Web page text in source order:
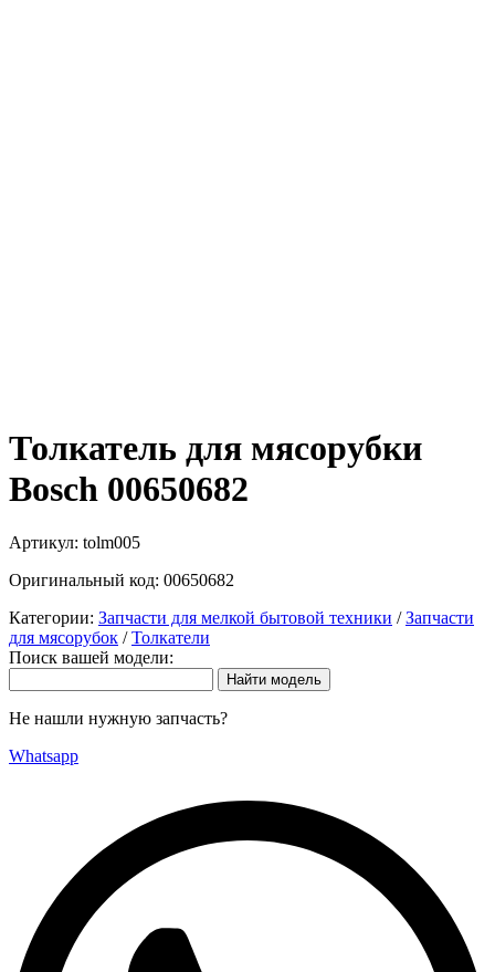
Толкатель для мясорубки
Bosch 00650682
Артикул: tolm005
Оригинальный код: 00650682
Категории: Запчасти для мелкой бытовой техники /Запчасти
для мясорубок /Толкатели
Поиск вашей модели:
Не нашли нужную запчасть?
Whatsapp